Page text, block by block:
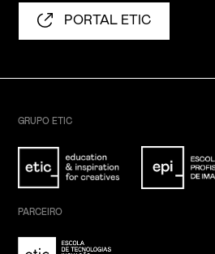
PORTAL ETIC
GRUPO ETIC
PARCEIRO